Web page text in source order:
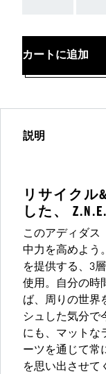
カートに追加
説明
リサイクル
した、
このアディダス
中力を高めよう
を提供する、3
使用。自分の時
ば、周りの世界
シュした気分で
にも、マットな
ーツを通じて常
を思い出させて